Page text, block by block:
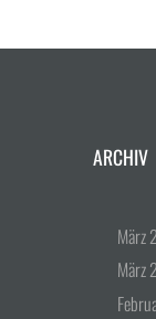
ARCHIV
März
März